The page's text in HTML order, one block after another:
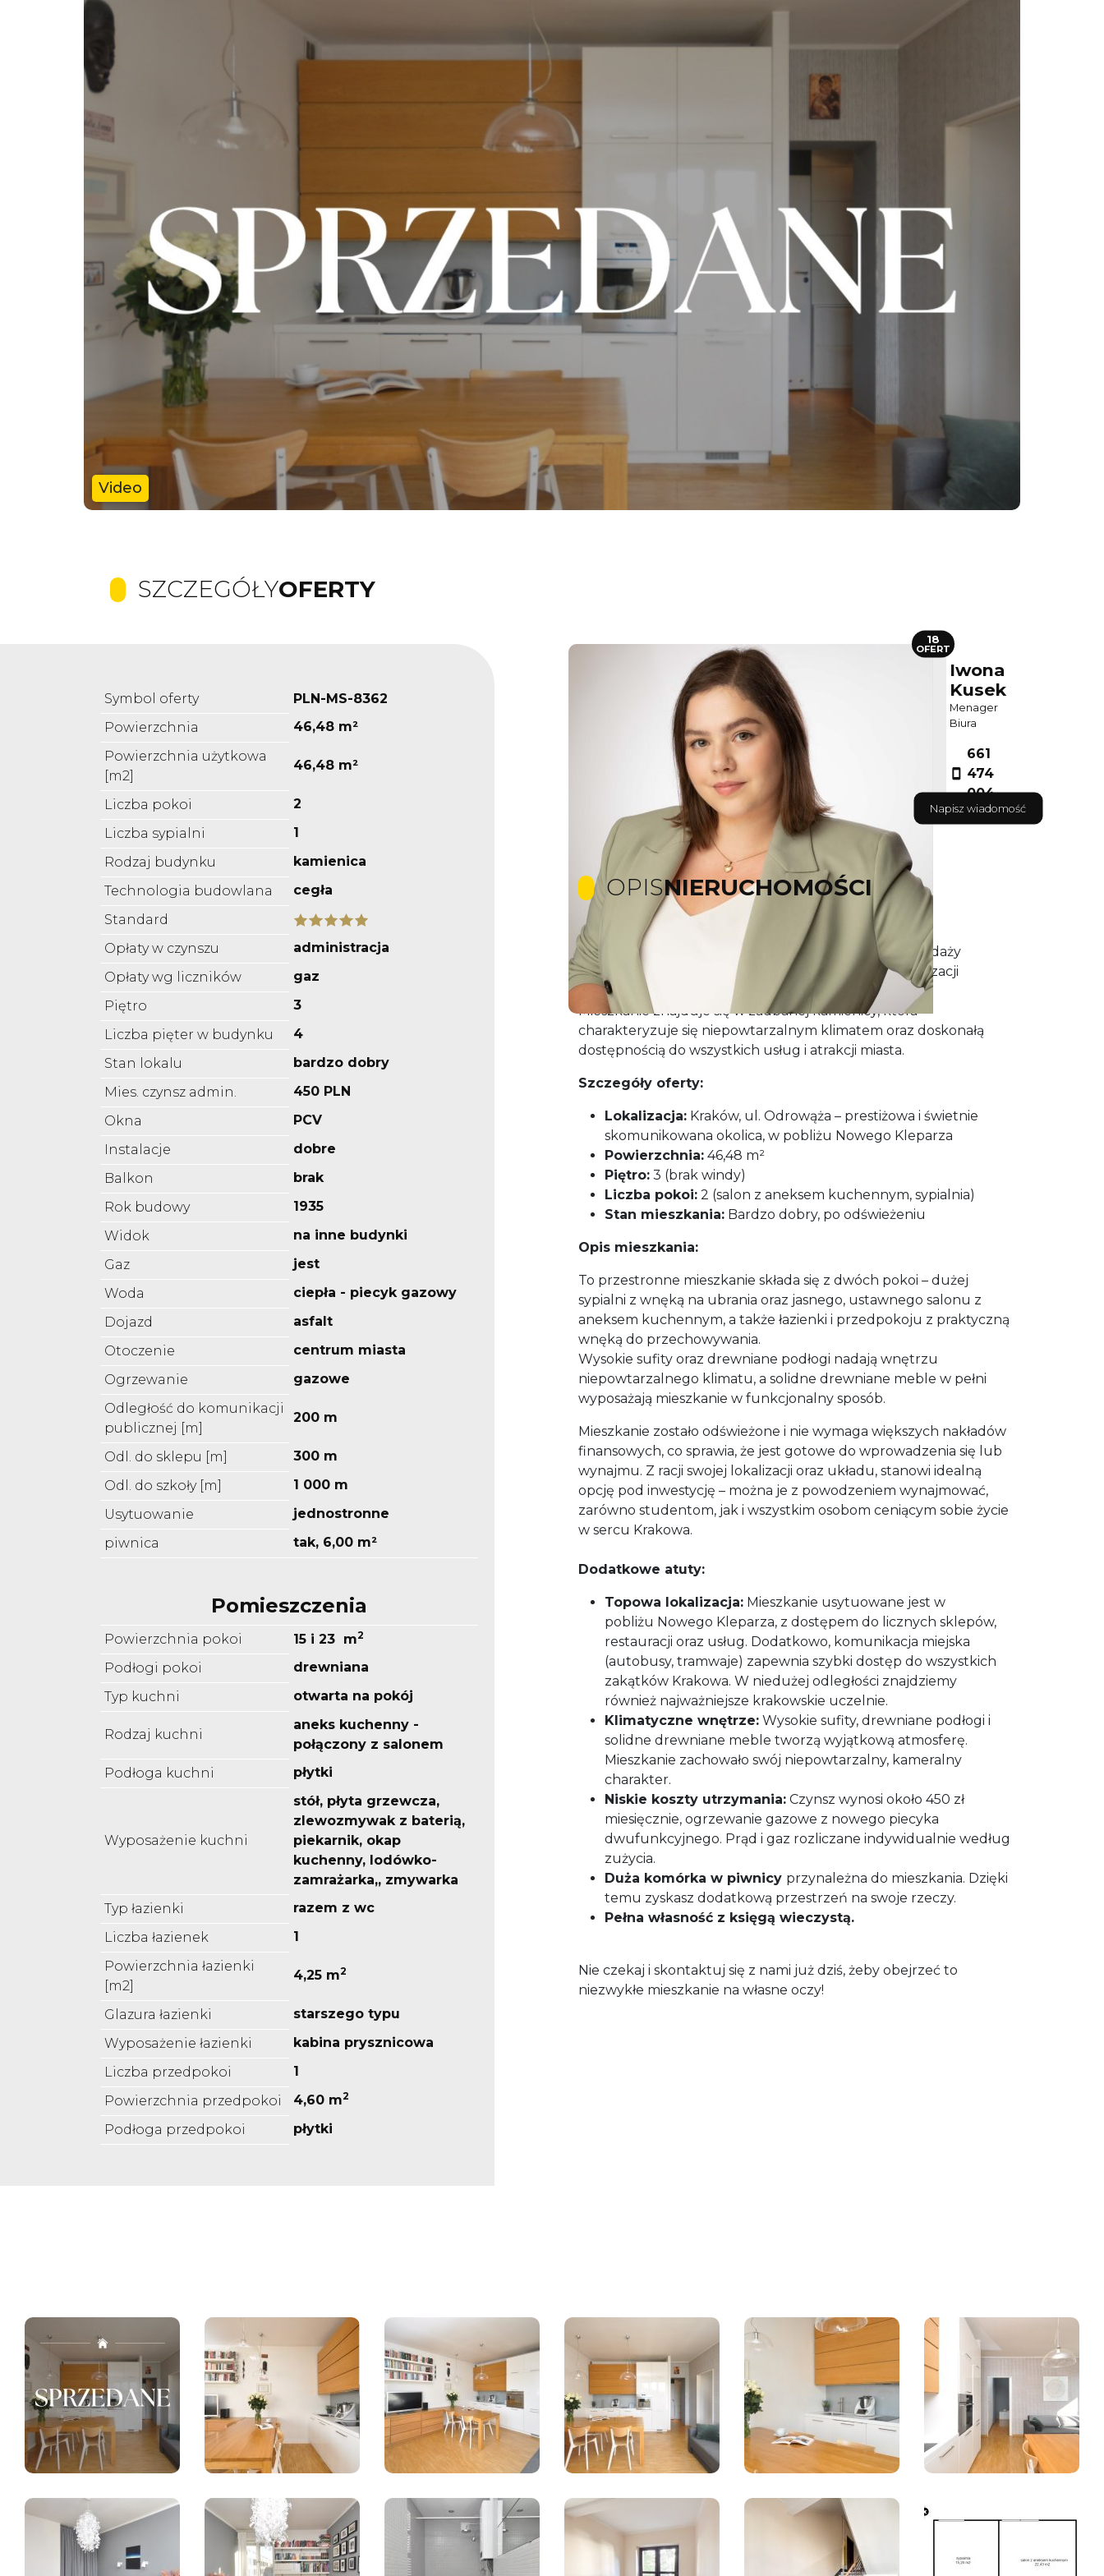
Video
SZCZEGÓŁYOFERTY
Symbol oferty
PLN-MS-8362
Powierzchnia
46,48 m²
Powierzchnia użytkowa
[m2]
46,48 m²
Liczba pokoi
2
Liczba sypialni
1
Rodzaj budynku
kamienica
Technologia budowlana
cegła
Standard
Opłaty w czynszu
administracja
Opłaty wg liczników
gaz
Piętro
3
Liczba pięter w budynku
4
Stan lokalu
bardzo dobry
Mies. czynsz admin.
450 PLN
Okna
PCV
Instalacje
dobre
Balkon
brak
Rok budowy
1935
Widok
na inne budynki
Gaz
jest
Woda
ciepła - piecyk gazowy
Dojazd
asfalt
Otoczenie
centrum miasta
Ogrzewanie
gazowe
Odległość do komunikacji
publicznej [m]
200 m
Odl. do sklepu [m]
300 m
Odl. do szkoły [m]
1 000 m
Usytuowanie
jednostronne
piwnica
tak, 6,00 m²
Pomieszczenia
Powierzchnia pokoi 15 i 23 m2
Podłogi pokoi
drewniana
Typ kuchni
otwarta na pokój
Rodzaj kuchni
aneks kuchenny -
połączony z salonem
Podłoga kuchni
płytki
Wyposażenie kuchni
stół, płyta grzewcza,
zlewozmywak z baterią,
piekarnik, okap
kuchenny, lodówko-
zamrażarka,, zmywarka
Typ łazienki
razem z wc
Liczba łazienek
1
Powierzchnia łazienki
[m2]
4,25 m2
Glazura łazienki
starszego typu
Wyposażenie łazienki
kabina prysznicowa
Liczba przedpokoi
1
Powierzchnia przedpokoi
4,60 m2
Podłoga przedpokoi płytki
Iwona
Kusek
Menager
Biura
661
474
004
Napisz wiadomość
18
OFERT
OPISNIERUCHOMOŚCI
Z przyjemnością prezentujemy Państwu ofertę sprzedaży
wyjątkowego mieszkania w jednej z najlepszych lokalizacji
Krakowa – przy ul. Odrowąża w dzielnicy Krowodrza.
Mieszkanie znajduje się w zadbanej kamienicy, która
charakteryzuje się niepowtarzalnym klimatem oraz doskonałą
dostępnością do wszystkich usług i atrakcji miasta.
Szczegóły oferty:
Lokalizacja: Kraków, ul. Odrowąża – prestiżowa i świetnie
skomunikowana okolica, w pobliżu Nowego Kleparza
Powierzchnia: 46,48 m²
Piętro: 3 (brak windy)
Liczba pokoi: 2 (salon z aneksem kuchennym, sypialnia)
Stan mieszkania: Bardzo dobry, po odświeżeniu
Opis mieszkania:
To przestronne mieszkanie składa się z dwóch pokoi – dużej
sypialni z wnęką na ubrania oraz jasnego, ustawnego salonu z
aneksem kuchennym, a także łazienki i przedpokoju z praktyczną
wnęką do przechowywania.
Wysokie sufity oraz drewniane podłogi nadają wnętrzu
niepowtarzalnego klimatu, a solidne drewniane meble w pełni
wyposażają mieszkanie w funkcjonalny sposób.
Mieszkanie zostało odświeżone i nie wymaga większych nakładów
finansowych, co sprawia, że jest gotowe do wprowadzenia się lub
wynajmu. Z racji swojej lokalizacji oraz układu, stanowi idealną
opcję pod inwestycję – można je z powodzeniem wynajmować,
zarówno studentom, jak i wszystkim osobom ceniącym sobie życie
w sercu Krakowa.
Dodatkowe atuty:
Topowa lokalizacja: Mieszkanie usytuowane jest w
pobliżu Nowego Kleparza, z dostępem do licznych sklepów,
restauracji oraz usług. Dodatkowo, komunikacja miejska
(autobusy, tramwaje) zapewnia szybki dostęp do wszystkich
zakątków Krakowa. W niedużej odległości znajdziemy
również najważniejsze krakowskie uczelnie.
Klimatyczne wnętrze: Wysokie sufity, drewniane podłogi i
solidne drewniane meble tworzą wyjątkową atmosferę.
Mieszkanie zachowało swój niepowtarzalny, kameralny
charakter.
Niskie koszty utrzymania: Czynsz wynosi około 450 zł
miesięcznie, ogrzewanie gazowe z nowego piecyka
dwufunkcyjnego. Prąd i gaz rozliczane indywidualnie według
zużycia.
Duża komórka w piwnicy przynależna do mieszkania. Dzięki
temu zyskasz dodatkową przestrzeń na swoje rzeczy.
Pełna własność z księgą wieczystą.
Nie czekaj i skontaktuj się z nami już dziś, żeby obejrzeć to
niezwykłe mieszkanie na własne oczy!